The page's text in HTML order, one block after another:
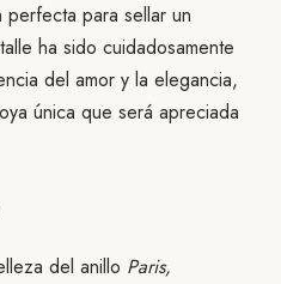
para sellar un
ha sido cuidadosamente
del amor y la elegancia,
única que será apreciada
del anillo Paris,